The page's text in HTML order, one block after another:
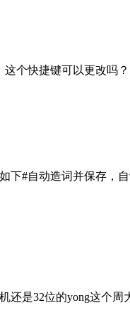
个快捷键可以更改吗？
#自动造词并保存，
是32位的yong这个